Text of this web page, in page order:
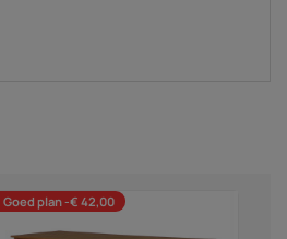
Goed plan -€ 42,00